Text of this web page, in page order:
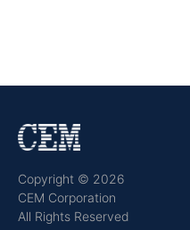
Copyright © 2026
CEM Corporation
All Rights Reserved